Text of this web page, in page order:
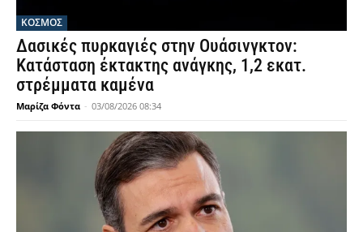
ΚΟΣΜΟΣ
Δασικές πυρκαγιές στην Ουάσινγκτον:
Κατάσταση έκτακτης ανάγκης, 1,2 εκατ.
στρέμματα καμένα
Μαρίζα Φόντα - 03/08/2026 08:34